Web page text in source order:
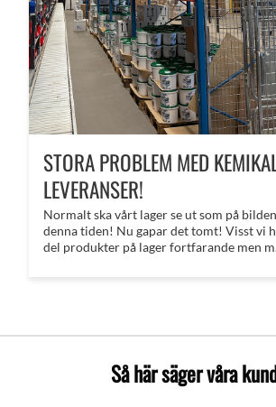
STORA PROBLEM MED
LEVERANSER!
Normalt ska vårt lager se ut som på
denna tiden! Nu gapar det tomt! Visst vi
del produkter på lager fortfarande men
Så här säger våra